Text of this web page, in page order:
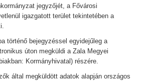
jegyzőjét, a Fővárosi
igazgatott terület tekintetében a
történő bejegyzéssel egyidejűleg a
úton megküldi a Zala Megyei
Kormányhivatal) részére.
által megküldött adatok alapján országos